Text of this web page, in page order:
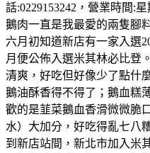
話:0229153242，營業時間:
鵝肉一直是我最愛的兩隻腳
六月初知道新店有一家入選
月便公佈入選米其林必比登
清爽，好吃但好像少了點什
鵝油酥香得不得了；鵝血糕
歡的是韮菜鵝血香滑微微脆
水）大加分，好吃得亂七八
到新店站間，新北市加入米